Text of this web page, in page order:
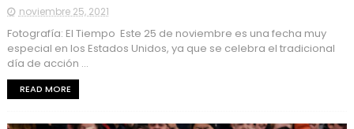
noviembre 25, 2021
Fotografía: El Tiempo Este 25 de noviembre es una fecha muy
especial en los Estados Unidos, ya que se celebra el tradicional
día de acción ...
READ MORE